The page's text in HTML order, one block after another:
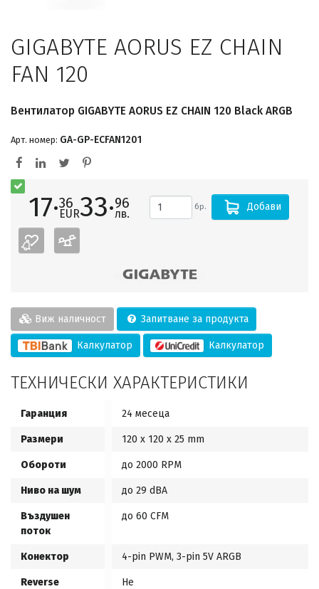
GIGABYTE AORUS EZ CHAIN
FAN 120
Вентилатор GIGABYTE AORUS EZ CHAIN 120 Black ARGB
Арт. номер: GA-GP-ECFAN1201
17·36
EUR33·96
лв. бр. Добави
Виж наличност Запитване за продукта
Калкулатор Калкулатор
ТЕХНИЧЕСКИ ХАРАКТЕРИСТИКИ
Гаранция 24 месеца
Размери 120 x 120 x 25 mm
Обороти до 2000 RPM
Ниво на шум до 29 dBA
Въздушен
поток
до 60 CFM
Конектор 4-pin PWM, 3-pin 5V ARGB
Reverse Не